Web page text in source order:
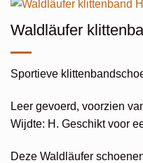
Waldläufer
Sportieve
Leer gevoerd, voorzien
Wijdte: H. Geschikt voor
Deze Waldläufer